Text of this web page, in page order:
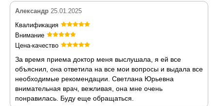
Александр 25.01.2025
Квалификация
Внимание
Цена-качество
За время приема доктор меня выслушала, я ей все
объяснил, она ответила на все мои вопросы и выдала все
необходимые рекомендации. Светлана Юрьевна
внимательная врач, вежливая, она мне очень
понравилась. Буду еще обращаться.